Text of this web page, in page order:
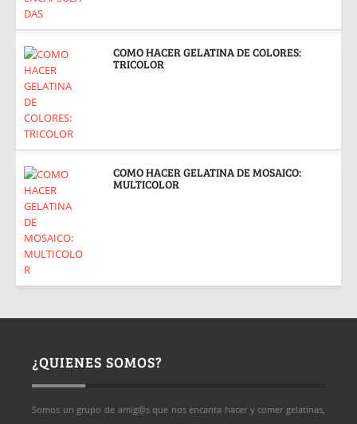
COMO HACER GELATINA DE COLORES:
TRICOLOR
COMO HACER GELATINA DE MOSAICO:
MULTICOLOR
¿QUIENES SOMOS?
Somos un grupo de amig@s que nos encanta hacer y comer gelatinas,